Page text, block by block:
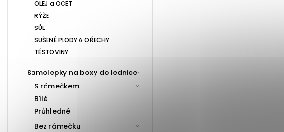
OLEJ a OCET
RÝŽE
SŮL
SUŠENÉ PLODY A OŘECHY
TĚSTOVINY
Samolepky na boxy do lednice
S rámečkem
Bílé
Průhledné
Bez rámečku